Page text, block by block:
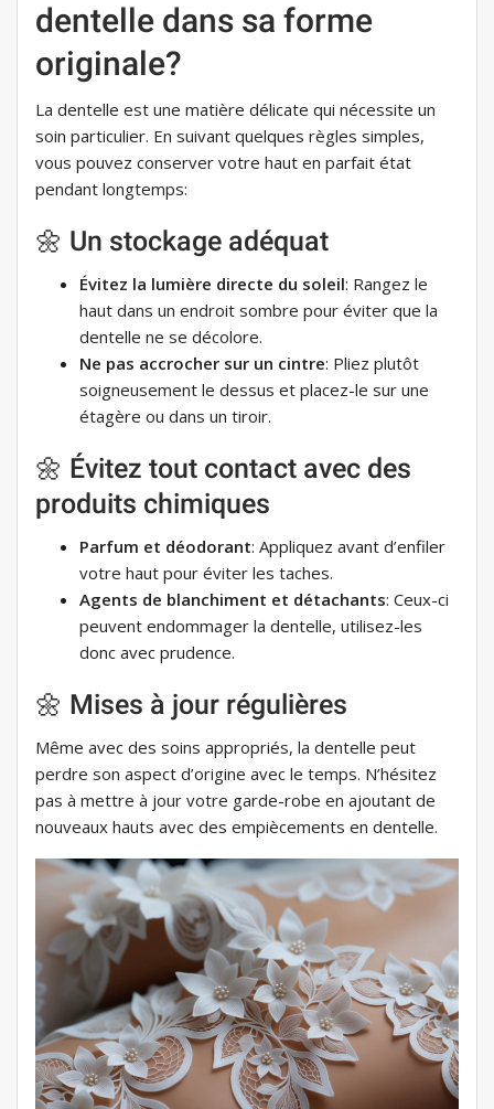
dentelle dans sa forme
originale?
La dentelle est une matière délicate qui nécessite un
soin particulier. En suivant quelques règles simples,
vous pouvez conserver votre haut en parfait état
pendant longtemps:
🌼 Un stockage adéquat
Évitez la lumière directe du soleil: Rangez le
haut dans un endroit sombre pour éviter que la
dentelle ne se décolore.
Ne pas accrocher sur un cintre: Pliez plutôt
soigneusement le dessus et placez-le sur une
étagère ou dans un tiroir.
🌼 Évitez tout contact avec des
produits chimiques
Parfum et déodorant: Appliquez avant d’enfiler
votre haut pour éviter les taches.
Agents de blanchiment et détachants: Ceux-ci
peuvent endommager la dentelle, utilisez-les
donc avec prudence.
🌼 Mises à jour régulières
Même avec des soins appropriés, la dentelle peut
perdre son aspect d’origine avec le temps. N’hésitez
pas à mettre à jour votre garde-robe en ajoutant de
nouveaux hauts avec des empiècements en dentelle.